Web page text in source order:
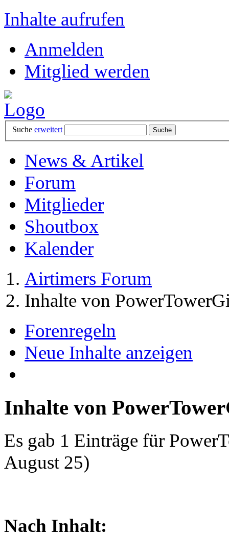
Inhalte aufrufen
Anmelden
Mitglied werden
Suche erweitert
News & Artikel
Forum
Mitglieder
Shoutbox
Kalender
Airtimers Forum
Inhalte von
Forenregeln
Neue Inhalte anzeigen
Inhalte von
Es gab 1 Einträge für
August 25)
Nach Inhalt: